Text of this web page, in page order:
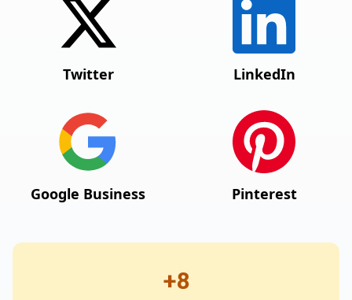
LinkedIn
Twitter
Pinterest
Google Business
8+